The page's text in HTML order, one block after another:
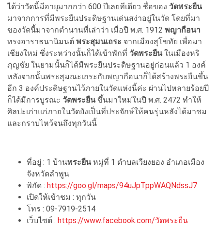
ได้ว่าวัดนี้มีอายุมากกว่า 600 ปีเลยทีเดียว ชื่อของ วัดพระยืน
มาจากการที่มีพระยืนประดิษฐานเด่นสง่าอยู่ในวัด โดยที่มา
ของวัดนี้มาจากตำนานที่เล่าว่า เมื่อปี พ.ศ. 1912 พญากือนา
ทรงอาราธนานิมนต์ พระสุมนเถระ จากเมืองสุโขทัย เพื่อมา
เชียงใหม่ ซึ่งระหว่างนั้นก็ได้เข้าพักที่ วัดพระยืนในเมืองหริ
ภุญชัย ในยามนั้นก็ได้มีพระยืนประดิษฐานอยู่ก่อนแล้ว 1 องค์
หลังจากนั้นพระสุมณะเถระกับพญากือนาก็ได้สร้างพระยืนขึ้น
อีก 3 องค์ประดิษฐานไว้ภายในวัดแห่งนี้ค่ะ ผ่านไปหลายร้อยปี
ก็ได้มีการบูรณะ วัดพระยืนขึ้นมาใหม่ในปี พ.ศ. 2472 ทำให้
ศิลปะเก่าแก่ภายในวัดยังเป็นที่ประจักษ์ให้คนรุ่นหลังได้มาชม
และกราบไหว้จนถึงทุกวันนี้
ที่อยู่ : 1 บ้านพระยืนหมู่ที่ 1 ตำบลเวียงยอง อำเภอเมือง
จังหวัดลำพูน
พิกัด : https://goo.gl/maps/94uJpTppWAQNdssJ7
เปิดให้เข้าชม : ทุกวัน
โทร : 09-7919-2514
เว็บไซต์ : https://www.facebook.com/วัดพระยืน